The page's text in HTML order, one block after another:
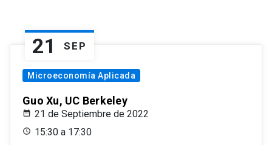
21 SEP
Microeconomía Aplicada
Guo Xu, UC Berkeley
21 de Septiembre de 2022
15:30 a 17:30